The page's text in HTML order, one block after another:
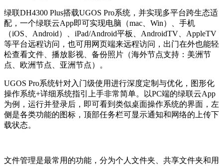
绿联DH4300 Plus搭载UGOS Pro系统，并实现多平台跨生态适
配，一个绿联云App即可实现电脑（mac、Win）、手机
（iOS、Android）、iPad/Android平板、AndroidTV、AppleTV
等平台远程访问，也可用网页端来远程访问，出门在外也能轻
松查看文件、播放影视、备份照片（海外节点支持：美洲节
点、欧洲节点、亚洲节点）。
UGOS Pro系统针对入门级使用进行深度定制与优化，图形化
操作系统+详细系统指引上手非常简单。以PC端的绿联云App
为例，运行并登录后，即可看到类似桌面操作系统的界面，左
侧是各类功能的图标，顶部任务栏可显示通知和网络的上传下
载状态。
文件管理是最常用的功能，分为个人文件夹、共享文件夹和用